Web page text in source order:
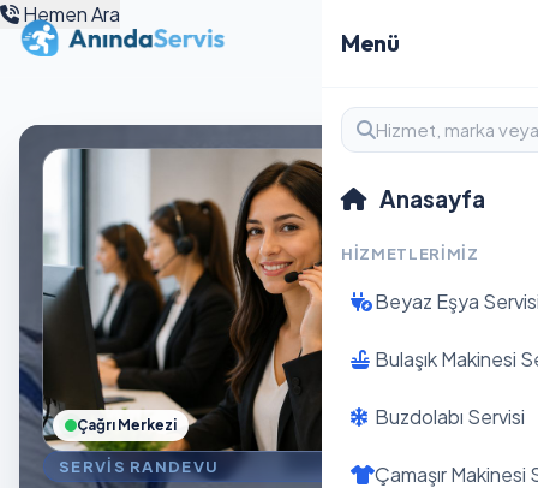
Menü
Anasayfa
HIZMETLERIMIZ
Beyaz Eşya
Bulaşık Makinesi
Buzdolabı Servisi
Çamaşır Makinesi
Hemen Ara
SERVIS RANDEVU
Çağrı Merkezi